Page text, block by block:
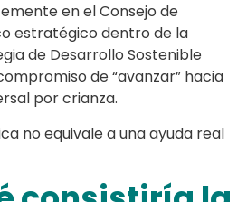
en el Consejo de
estratégico dentro de la
de Desarrollo Sostenible
de “avanzar” hacia
por crianza.
no equivale a una ayuda real